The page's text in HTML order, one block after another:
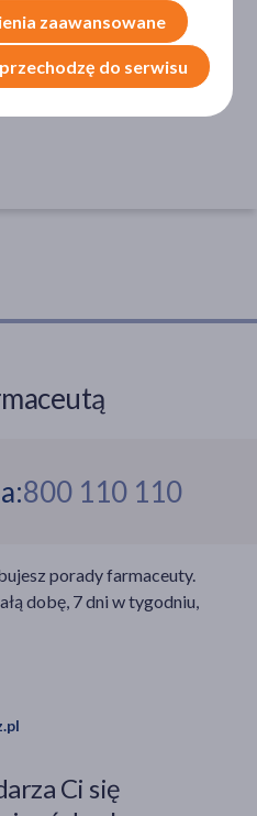
dowolna
normalna
800 110 110
porady farmaceuty.
dobę, 7 dni w tygodniu,
Ci się
zaawansowane
do serwisu